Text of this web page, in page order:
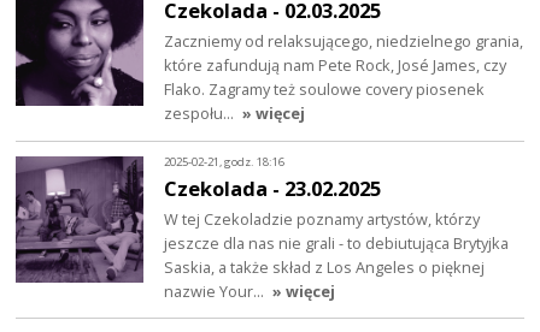
Czekolada - 02.03.2025
Zaczniemy od relaksującego, niedzielnego grania,
które zafundują nam Pete Rock, José James, czy
Flako. Zagramy też soulowe covery piosenek
zespołu… » więcej
2025-02-21, godz. 18:16
Czekolada - 23.02.2025
W tej Czekoladzie poznamy artystów, którzy
jeszcze dla nas nie grali - to debiutująca Brytyjka
Saskia, a także skład z Los Angeles o pięknej
nazwie Your… » więcej